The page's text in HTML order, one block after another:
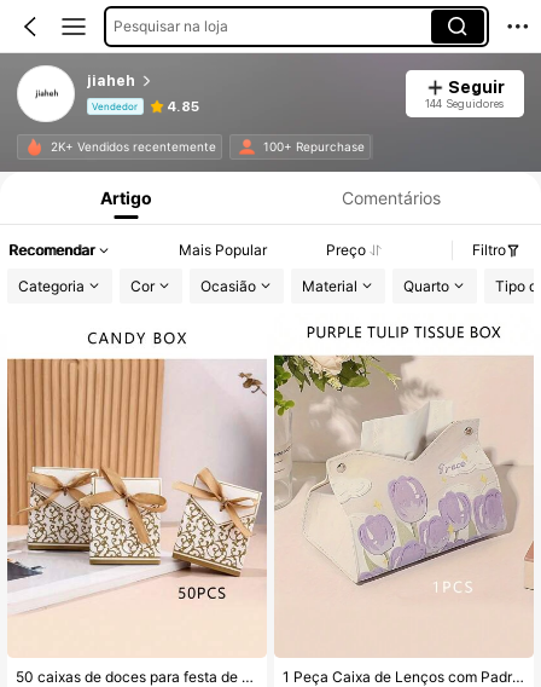
Pesquisar na loja
jiaheh
Vendedor 4.85
Seguir
144 Seguidores
2K+ Vendidos recentemente 100+ Repurchase
Informações do Produto: Divulgação de Preço, Vendas e Detalhes de Stock.
Artigo Comentários
Recomendar Mais Popular Preço
Filtro
Categoria
Cor Ocasião Material Quarto Tipo
50 caixas de doces para festa de casamento, caixas de presente de doces fofas, caixas de presente de doces e bolo para aniversário, sacos de presente para festa de casamento, decorações de festa, acessórios para festivais, artigos para festa de aniversário 1 Peça Caixa de Lenços com Padrão Floral, Capa para Caixa de Lenços, Porta-Guardanapos, Suporte Criativo para Lenços, Caixa de Arrumação para Lenços para Casa de Banho, Sala de Estar, Quarto e Penteadeira, Decoração para Casa, Acessório de Casa de Banho